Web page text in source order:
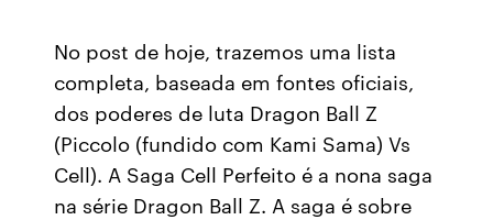
No post de hoje, trazemos uma lista
completa, baseada em fontes oficiais,
dos poderes de luta Dragon Ball Z
(Piccolo (fundido com Kami Sama) Vs
Cell). A Saga Cell Perfeito é a nona saga
na série Dragon Ball Z. A saga é sobre